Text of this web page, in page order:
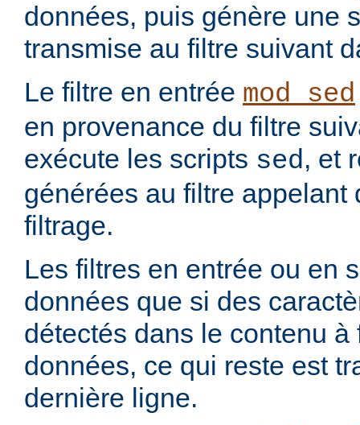
données, puis génère une
transmise au filtre suivant
Le filtre en entrée mod_sed
en provenance du filtre
exécute les scripts sed, et
générées au filtre appelant
filtrage.
Les filtres en entrée ou en
données que si des
détectés dans le contenu à
données, ce qui reste est
dernière ligne.